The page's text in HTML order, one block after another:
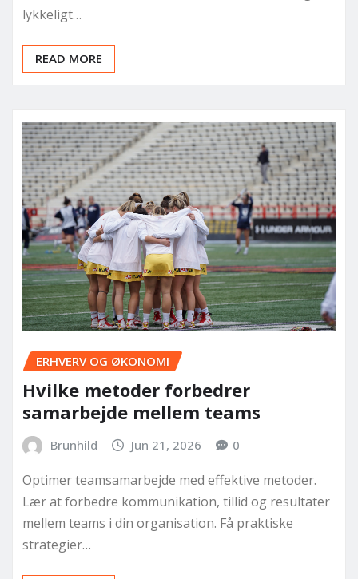
lykkeligt…
READ MORE
ERHVERV OG ØKONOMI
Hvilke metoder forbedrer
samarbejde mellem teams
Brunhild Jun 21, 2026 0
Optimer teamsamarbejde med effektive metoder.
Lær at forbedre kommunikation, tillid og resultater
mellem teams i din organisation. Få praktiske
strategier…